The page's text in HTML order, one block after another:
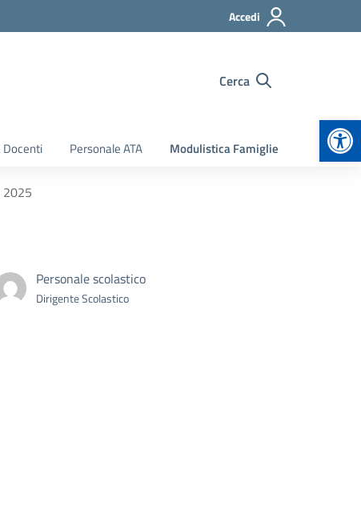
Accedi
Cerca
Personale ATA Modulistica Famiglie
2025
Personale scolastico
Dirigente Scolastico